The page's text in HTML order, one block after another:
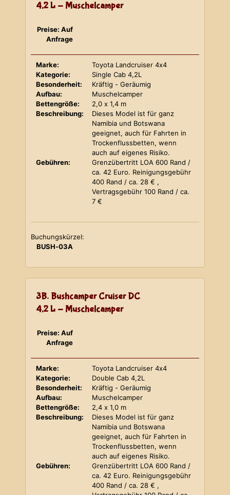
4,2 L - Muschelcamper
Preise: Auf
Anfrage
Marke:
Toyota Landcruiser 4x4
Kategorie:
Single Cab 4,2L
Besonderheit:
Kräftig - Geräumig
Aufbau:
Muschelcamper
Bettengröße:
2,0 x 1,4 m
Beschreibung:
Dieses Model ist für ganz
Namibia und Botswana
geeignet, auch für Fahrten in
Trockenflussbetten, wenn
auch auf eigenes Risiko.
Gebühren:
Grenzübertritt LOA 600 Rand /
ca. 42 Euro. Reinigungsgebühr
400 Rand / ca. 28 € ,
Vertragsgebühr 100 Rand / ca.
7 €
Buchungskürzel:
BUSH-03A
3B. Bushcamper Cruiser DC
4,2 L - Muschelcamper
Preise: Auf
Anfrage
Marke:
Toyota Landcruiser 4x4
Kategorie:
Double Cab 4,2L
Besonderheit:
Kräftig - Geräumig
Aufbau:
Muschelcamper
Bettengröße:
2,4 x 1,0 m
Beschreibung:
Dieses Model ist für ganz
Namibia und Botswana
geeignet, auch für Fahrten in
Trockenflussbetten, wenn
auch auf eigenes Risiko.
Gebühren:
Grenzübertritt LOA 600 Rand /
ca. 42 Euro. Reinigungsgebühr
400 Rand / ca. 28 € ,